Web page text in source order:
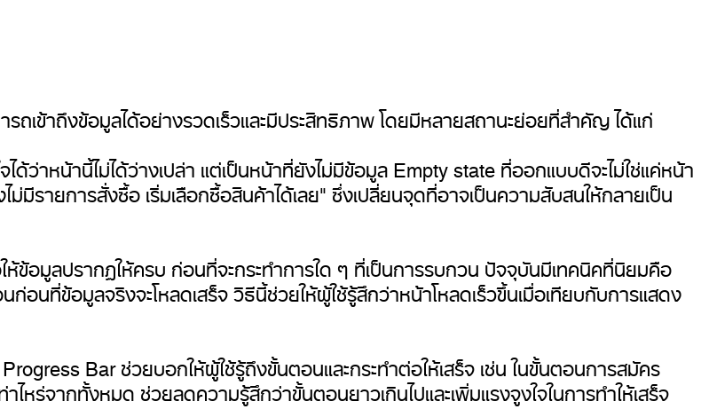
เข้าถึงข้อมูลได้อย่างรวดเร็วและมีประสิทธิภาพ โดยมีหลายสถานะย่อยที่สำคัญ ได้แก่
ได้ว่าหน้านี้ไม่ได้ว่างเปล่า แต่เป็นหน้าที่ยังไม่มีข้อมูล Empty state ที่ออกแบบดีจะไม่ใช่แค่หน้า
มีรายการสั่งซื้อ เริ่มเลือกซื้อสินค้าได้เลย" ซึ่งเปลี่ยนจุดที่อาจเป็นความสับสนให้กลายเป็น
ห้ข้อมูลปรากฏให้ครบ ก่อนที่จะกระทำการใด ๆ ที่เป็นการรบกวน ปัจจุบันมีเทคนิคที่นิยมคือ
อนที่ข้อมูลจริงจะโหลดเสร็จ วิธีนี้ช่วยให้ผู้ใช้รู้สึกว่าหน้าโหลดเร็วขึ้นเมื่อเทียบกับการแสดง
Bar ช่วยบอกให้ผู้ใช้รู้ถึงขั้นตอนและกระทำต่อให้เสร็จ เช่น ในขั้นตอนการสมัคร
ร่จากทั้งหมด ช่วยลดความรู้สึกว่าขั้นตอนยาวเกินไปและเพิ่มแรงจูงใจในการทำให้เสร็จ